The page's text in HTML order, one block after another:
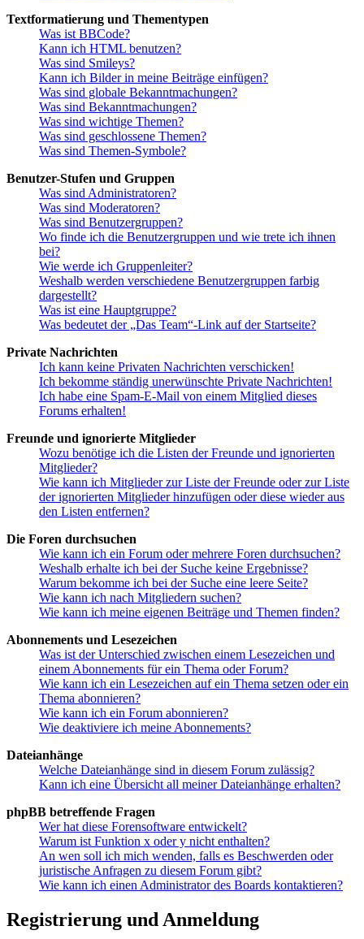
Textformatierung und Thementypen
Was ist BBCode?
Kann ich HTML benutzen?
Was sind Smileys?
Kann ich Bilder in meine Beiträge einfügen?
Was sind globale Bekanntmachungen?
Was sind Bekanntmachungen?
Was sind wichtige Themen?
Was sind geschlossene Themen?
Was sind Themen-Symbole?
Benutzer-Stufen und Gruppen
Was sind Administratoren?
Was sind Moderatoren?
Was sind Benutzergruppen?
Wo finde ich die Benutzergruppen und wie trete ich ihnen
bei?
Wie werde ich Gruppenleiter?
Weshalb werden verschiedene Benutzergruppen farbig
dargestellt?
Was ist eine Hauptgruppe?
Was bedeutet der „Das Team“-Link auf der Startseite?
Private Nachrichten
Ich kann keine Privaten Nachrichten verschicken!
Ich bekomme ständig unerwünschte Private Nachrichten!
Ich habe eine Spam-E-Mail von einem Mitglied dieses
Forums erhalten!
Freunde und ignorierte Mitglieder
Wozu benötige ich die Listen der Freunde und ignorierten
Mitglieder?
Wie kann ich Mitglieder zur Liste der Freunde oder zur Liste
der ignorierten Mitglieder hinzufügen oder diese wieder aus
den Listen entfernen?
Die Foren durchsuchen
Wie kann ich ein Forum oder mehrere Foren durchsuchen?
Weshalb erhalte ich bei der Suche keine Ergebnisse?
Warum bekomme ich bei der Suche eine leere Seite?
Wie kann ich nach Mitgliedern suchen?
Wie kann ich meine eigenen Beiträge und Themen finden?
Abonnements und Lesezeichen
Was ist der Unterschied zwischen einem Lesezeichen und
einem Abonnements für ein Thema oder Forum?
Wie kann ich ein Lesezeichen auf ein Thema setzen oder ein
Thema abonnieren?
Wie kann ich ein Forum abonnieren?
Wie deaktiviere ich meine Abonnements?
Dateianhänge
Welche Dateianhänge sind in diesem Forum zulässig?
Kann ich eine Übersicht all meiner Dateianhänge erhalten?
phpBB betreffende Fragen
Wer hat diese Forensoftware entwickelt?
Warum ist Funktion x oder y nicht enthalten?
An wen soll ich mich wenden, falls es Beschwerden oder
juristische Anfragen zu diesem Forum gibt?
Wie kann ich einen Administrator des Boards kontaktieren?
Registrierung und Anmeldung